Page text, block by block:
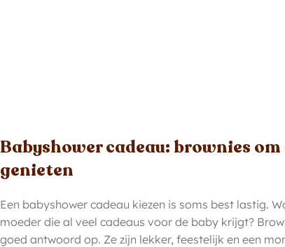
Babyshower cadeau: brownies
genieten
Een babyshower cadeau kiezen is soms best lastig.
moeder die al veel cadeaus voor de baby krijgt?
goed antwoord op. Ze zijn lekker, feestelijk en een